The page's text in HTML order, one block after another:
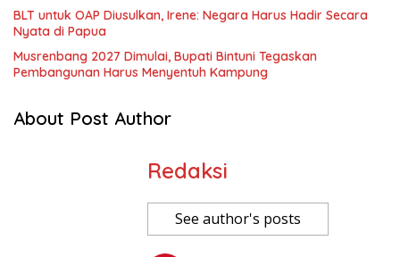
BLT untuk OAP Diusulkan, Irene: Negara Harus Hadir Secara
Nyata di Papua
Musrenbang 2027 Dimulai, Bupati Bintuni Tegaskan
Pembangunan Harus Menyentuh Kampung
About Post Author
Redaksi
See author's posts